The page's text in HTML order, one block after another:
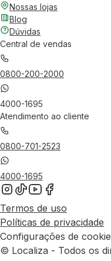
Nossas lojas
Blog
Dúvidas
Central de vendas
0800-200-2000
4000-1695
Atendimento ao cliente
0800-701-2523
4000-1695
Termos de uso
Políticas de privacidade
Configurações de
© Localiza - Todos os